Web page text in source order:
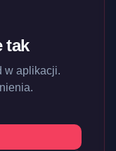
tak
w aplikacji.